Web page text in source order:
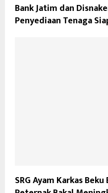
Bank Jatim dan
Penyediaan Tenaga
SRG Ayam Karkas